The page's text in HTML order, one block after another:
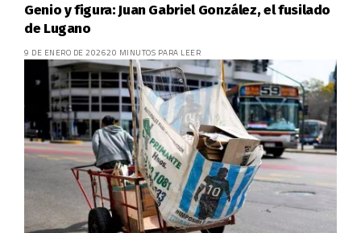
Genio y figura: Juan Gabriel González, el fusilado
de Lugano
9 DE ENERO DE 202620 MINUTOS PARA LEER